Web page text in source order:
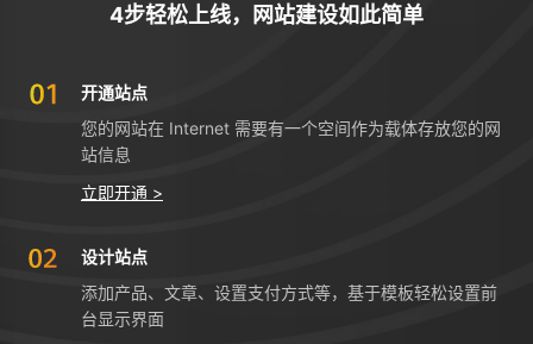
4步轻松上线，网站建设如此简单
开通站点
您的网站在 Internet 需要有一个空间作为载体存放您的网
站信息
立即开通 >
设计站点
添加产品、文章、设置支付方式等，基于模板轻松设置前
台显示界面